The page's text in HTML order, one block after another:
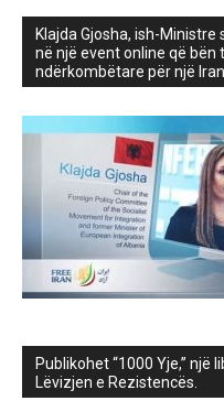
Klajda Gjosha, ish-
në një event online që
ndërkombëtare për një
Publikohet “1000 Yje,” një
Lëvizjen e Rezistencës.